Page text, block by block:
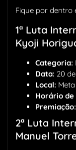
Fique por dentro
1ª Luta
Kyoji
Categoria:
Data: 20
Local:
Horário de
Premiação:
2ª Luta
Manuel